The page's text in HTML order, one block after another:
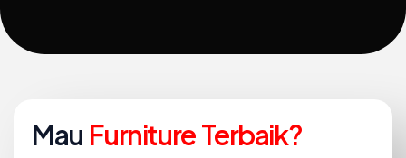
Mau Furniture Terbaik?